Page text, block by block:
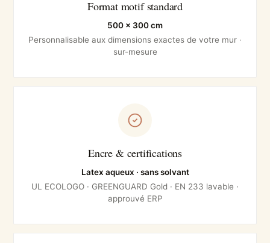
Format motif standard
500 × 300 cm
Personnalisable aux dimensions exactes de votre mur ·
sur-mesure
Encre & certifications
Latex aqueux · sans solvant
UL ECOLOGO · GREENGUARD Gold · EN 233 lavable ·
approuvé ERP